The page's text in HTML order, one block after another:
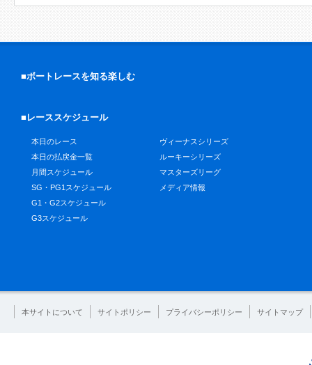
■ボートレースを知る楽しむ
■レーススケジュール
本日のレース
本日の払戻金一覧
月間スケジュール
SG・PG1スケジュール
G1・G2スケジュール
G3スケジュール
ヴィーナスシリーズ
ルーキーシリーズ
マスターズリーグ
メディア情報
本サイトについて サイトポリシー プライバシーポリシー サイトマップ